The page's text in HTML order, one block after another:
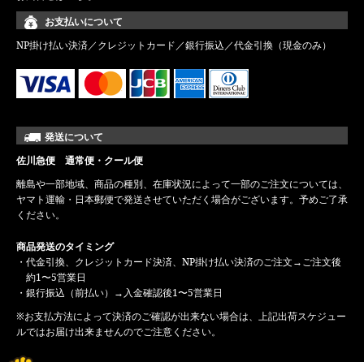
お支払いについて
NP掛け払い決済／クレジットカード／銀行振込／代金引換（現金のみ）
発送について
佐川急便 通常便・クール便
離島や一部地域、商品の種別、在庫状況によって一部のご注文については、
ヤマト運輸・日本郵便で発送させていただく場合がございます。予めご了承
ください。
商品発送のタイミング
・代金引換、クレジットカード決済、NP掛け払い決済のご注文→ご注文後
約1〜5営業日
・銀行振込（前払い）→入金確認後1〜5営業日
※お支払方法によって決済のご確認が出来ない場合は、上記出荷スケジュー
ルではお届け出来ませんのでご注意ください。